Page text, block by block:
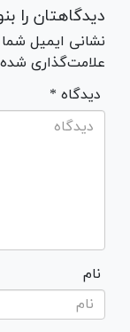
دیدگاهتان را
نشانی ایمیل
علامت‌گذاری
* دیدگاه
نام